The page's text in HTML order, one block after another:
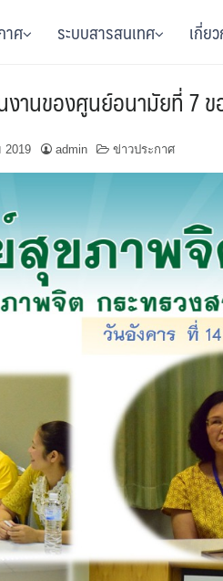
าศ ระบบสารสนเทศ เกี่ย
านของศูนย์อนามัยที่ 7
admin ข่าวประกาศ